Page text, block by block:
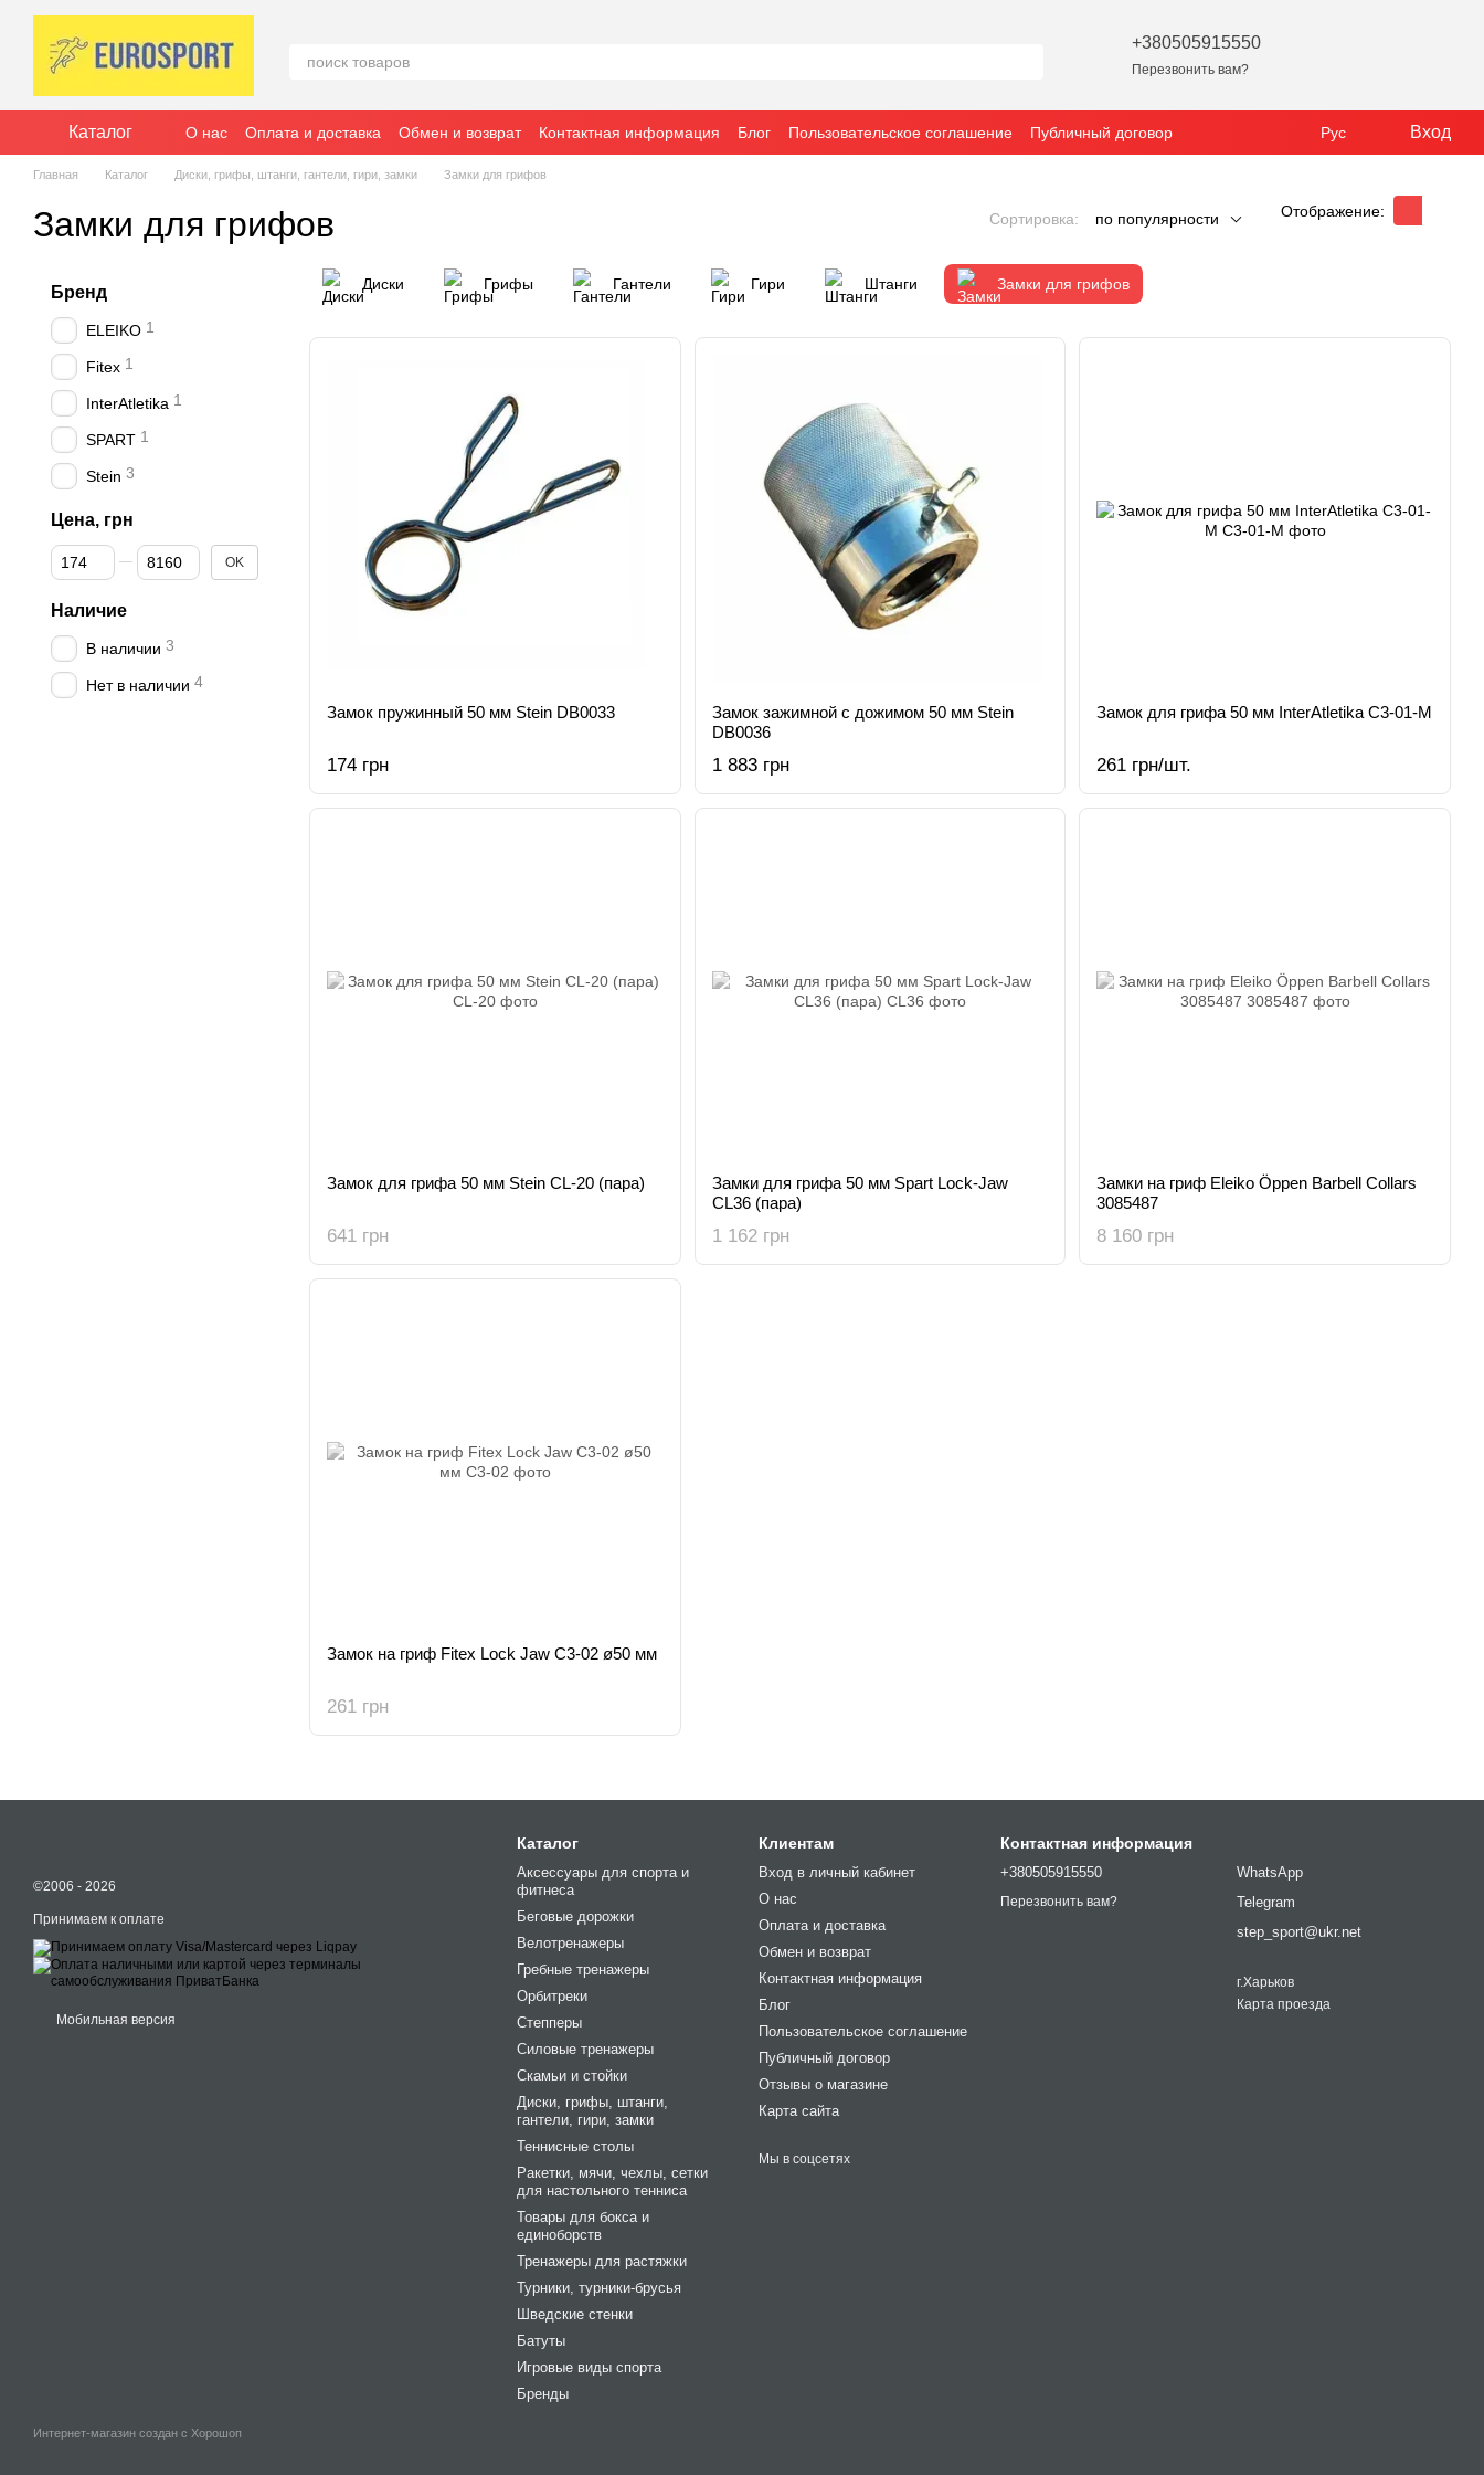
Перейти к основному контенту
+380505915550
Перезвонить вам?
Каталог О нас Оплата и доставка Обмен и возврат Контактная информация Блог Пользовательское соглашение
Публичный договор
Отзывы о магазине
Рус Вход
Главная Каталог Диски, грифы, штанги, гантели, гири, замки Замки для грифов
Замки для грифов Сортировка: по популярности Отображение:
Диски Грифы Гантели Гири Штанги Замки для грифов
Замок пружинный 50 мм Stein DB0033
174 грн
Замок зажимной с дожимом 50 мм Stein
DB0036
1 883 грн
Замок для грифа 50 мм InterAtletika C3-01-M
261 грн/шт.
Замок для грифа 50 мм Stein CL-20 (пара)
641 грн
Замки для грифа 50 мм Spart Lock-Jaw
CL36 (пара)
1 162 грн
Замки на гриф Eleiko Öppen Barbell Collars
3085487
8 160 грн
Замок на гриф Fitex Lock Jaw C3-02 ø50 мм
261 грн
Бренд
ELEIKO 1
Fitex 1
InterAtletika 1
SPART 1
Stein 3
Цена, грн
От Цена, грн
До Цена, грн OK
Наличие
В наличии 3
Нет в наличии 4
©2006 - 2026
Принимаем к оплате
Мобильная версия
Интернет-магазин создан с Хорошоп
Каталог
Аксессуары для спорта и
фитнеса
Беговые дорожки
Велотренажеры
Гребные тренажеры
Орбитреки
Степперы
Силовые тренажеры
Cкамьи и стойки
Диски, грифы, штанги,
гантели, гири, замки
Теннисные столы
Ракетки, мячи, чехлы, сетки
для настольного тенниса
Товары для бокса и
единоборств
Тренажеры для растяжки
Турники, турники-брусья
Шведские стенки
Батуты
Игровые виды спорта
Бренды
Клиентам
Вход в личный кабинет
О нас
Оплата и доставка
Обмен и возврат
Контактная информация
Блог
Пользовательское соглашение
Публичный договор
Отзывы о магазине
Карта сайта
Мы в соцсетях
Контактная информация
+380505915550
Перезвонить вам?
WhatsApp
Telegram
step_sport@ukr.net
г.Харьков
Карта проезда